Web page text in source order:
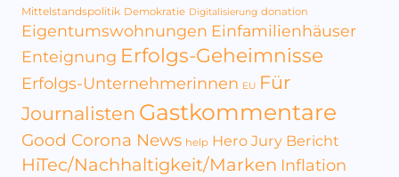
Mittelstandspolitik Demokratie Digitalisierung donation
Eigentumswohnungen Einfamilienhäuser
Enteignung Erfolgs-Geheimnisse
Erfolgs-Unternehmerinnen EU Für
Journalisten Gastkommentare
Good Corona News help Hero Jury Bericht
HiTec/Nachhaltigkeit/Marken Inflation